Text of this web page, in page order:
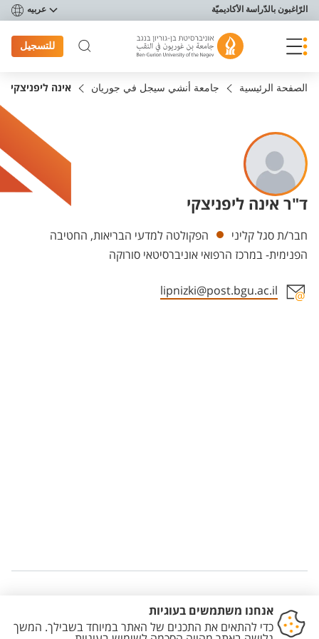
תפריט נגישות
الرّاغبون بالدّراسة الأكاديميّة عربيه
للتسجيل
الصفحة الرئيسية جامعة أنشي سيجل في جوريان אינה ליפניצקי
ד"ר אינה ליפניצקי
Departments
חבר/ת סגל קליני
הפקולטה למדעי הבריאות, החטיבה
הפנימית- במרכז הרפואי אוניברסיטאי סורוקה
lipnizki@post.bgu.ac.il